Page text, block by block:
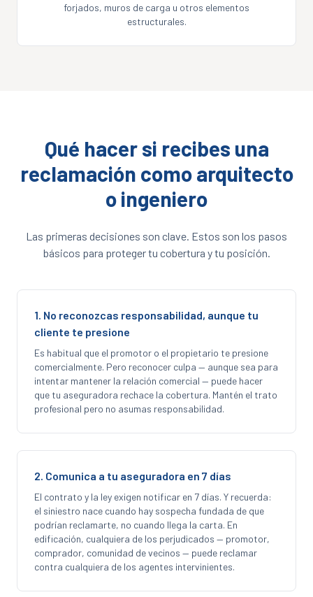
forjados, muros de carga u otros elementos
estructurales.
Qué hacer si recibes una
reclamación como arquitecto
o ingeniero
Las primeras decisiones son clave. Estos son los pasos
básicos para proteger tu cobertura y tu posición.
1. No reconozcas responsabilidad, aunque tu
cliente te presione
Es habitual que el promotor o el propietario te presione
comercialmente. Pero reconocer culpa — aunque sea para
intentar mantener la relación comercial — puede hacer
que tu aseguradora rechace la cobertura. Mantén el trato
profesional pero no asumas responsabilidad.
2. Comunica a tu aseguradora en 7 días
El contrato y la ley exigen notificar en 7 días. Y recuerda:
el siniestro nace cuando hay sospecha fundada de que
podrían reclamarte, no cuando llega la carta. En
edificación, cualquiera de los perjudicados — promotor,
comprador, comunidad de vecinos — puede reclamar
contra cualquiera de los agentes intervinientes.